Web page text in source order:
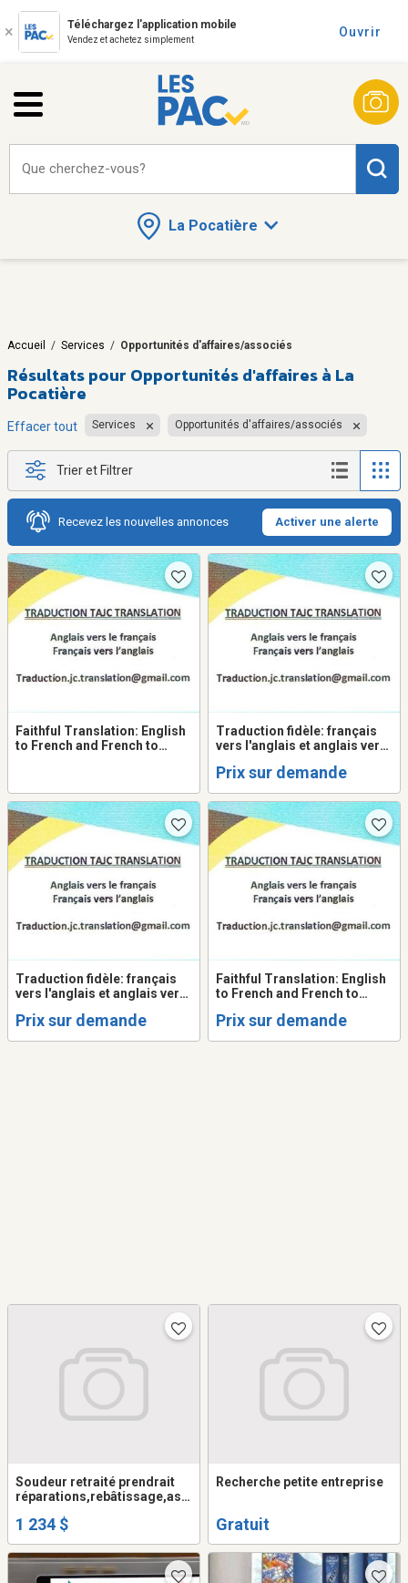
Téléchargez l'application mobile
Vendez et achetez simplement
Ouvrir
La Pocatière
Que cherchez-vous?
Accueil / Services / Opportunités d'affaires/associés
Résultats pour Opportunités d'affaires à La
Pocatière
Effacer tout Services Opportunités d'affaires/associés
Trier et Filtrer
Recevez les nouvelles annonces Activer une alerte
Faithful Translation: English
to French and French to
Traduction fidèle: français
vers l'anglais et anglais vers
Prix sur demande
Traduction fidèle: français
vers l'anglais et anglais vers
Prix sur demande
Faithful Translation: English
to French and French to
Prix sur demande
Soudeur retraité prendrait
réparations,rebâtissage,ass
1 234 $
Recherche petite entreprise
Gratuit